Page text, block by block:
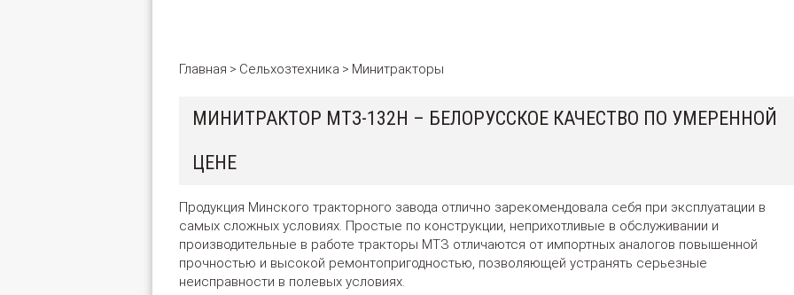
Главная > Сельхозтехника > Минитракторы
МИНИТРАКТОР МТЗ-132Н – БЕЛОРУССКОЕ КАЧЕСТВО ПО УМЕРЕННОЙ
ЦЕНЕ
Продукция Минского тракторного завода отлично зарекомендовала себя при эксплуатации в
самых сложных условиях. Простые по конструкции, неприхотливые в обслуживании и
производительные в работе тракторы МТЗ отличаются от импортных аналогов повышенной
прочностью и высокой ремонтопригодностью, позволяющей устранять серьезные
неисправности в полевых условиях.